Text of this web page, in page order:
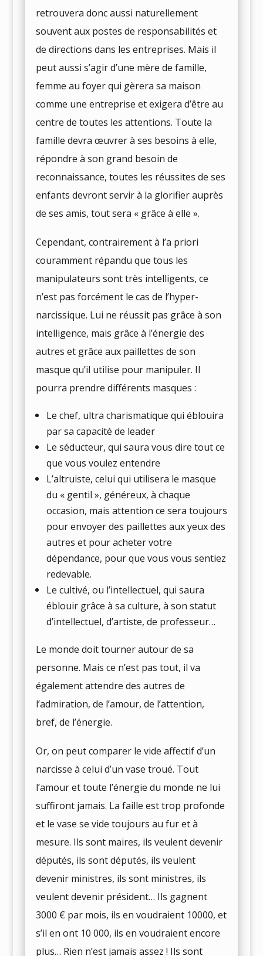
retrouvera donc aussi naturellement
souvent aux postes de responsabilités et
de directions dans les entreprises. Mais il
peut aussi s’agir d’une mère de famille,
femme au foyer qui gèrera sa maison
comme une entreprise et exigera d’être au
centre de toutes les attentions. Toute la
famille devra œuvrer à ses besoins à elle,
répondre à son grand besoin de
reconnaissance, toutes les réussites de ses
enfants devront servir à la glorifier auprès
de ses amis, tout sera « grâce à elle ».
Cependant, contrairement à l’a priori
couramment répandu que tous les
manipulateurs sont très intelligents, ce
n’est pas forcément le cas de l’hyper-
narcissique. Lui ne réussit pas grâce à son
intelligence, mais grâce à l’énergie des
autres et grâce aux paillettes de son
masque qu’il utilise pour manipuler. Il
pourra prendre différents masques :
Le chef, ultra charismatique qui éblouira
par sa capacité de leader
Le séducteur, qui saura vous dire tout ce
que vous voulez entendre
L’altruiste, celui qui utilisera le masque
du « gentil », généreux, à chaque
occasion, mais attention ce sera toujours
pour envoyer des paillettes aux yeux des
autres et pour acheter votre
dépendance, pour que vous vous sentiez
redevable.
Le cultivé, ou l’intellectuel, qui saura
éblouir grâce à sa culture, à son statut
d’intellectuel, d’artiste, de professeur…
Le monde doit tourner autour de sa
personne. Mais ce n’est pas tout, il va
également attendre des autres de
l’admiration, de l’amour, de l’attention,
bref, de l’énergie.
Or, on peut comparer le vide affectif d’un
narcisse à celui d’un vase troué. Tout
l’amour et toute l’énergie du monde ne lui
suffiront jamais. La faille est trop profonde
et le vase se vide toujours au fur et à
mesure. Ils sont maires, ils veulent devenir
députés, ils sont députés, ils veulent
devenir ministres, ils sont ministres, ils
veulent devenir président… Ils gagnent
3000 € par mois, ils en voudraient 10000, et
s’il en ont 10 000, ils en voudraient encore
plus… Rien n’est jamais assez ! Ils sont